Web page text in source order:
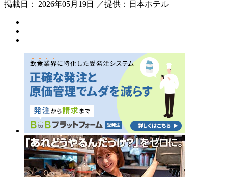
掲載日： 2026年05月19日 ／提供：日本ホテル